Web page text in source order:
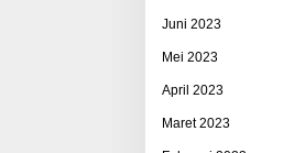
Juni 2023
Mei 2023
April 2023
Maret 2023